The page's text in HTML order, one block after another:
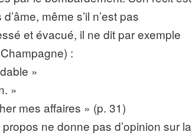
même s’il n’est pas
et évacué, il ne dit par exemple
:
»
»
mes affaires » (p. 31)
ne donne pas d’opinion sur la